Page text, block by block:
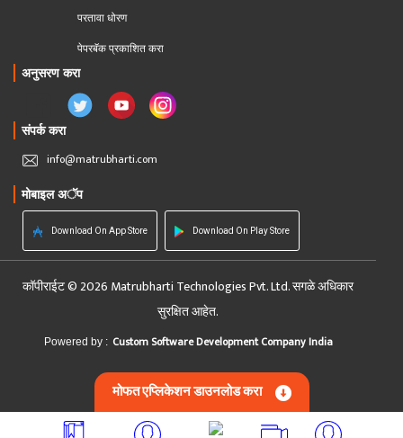
परतावा धोरण
पेपरबॅक प्रकाशित करा
अनुसरण करा
संपर्क करा
info@matrubharti.com
मोबाइल अॅप
Download On App Store Download On Play Store
कॉपीराईट © 2026 Matrubharti Technologies Pvt. Ltd. सगळे अधिकार
सुरक्षित आहेत.
Powered by : Custom Software Development Company India
मोफत एप्लिकेशन डाउनलोड करा